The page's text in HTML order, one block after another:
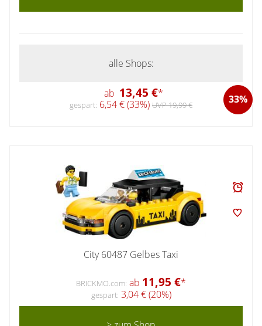
alle Shops:
ab 13,45 €* 33%
gespart: 6,54 € (33%) UVP 19,99 €
City 60487 Gelbes Taxi
BRICKMO.com: ab 11,95 €*
gespart: 3,04 € (20%)